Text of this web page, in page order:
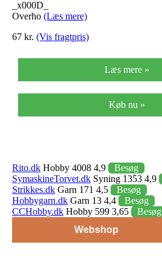
_x000D_
Overho (Læs mere)
67 kr. (Vis fragtpris)
Læs mere »
Køb nu »
Rito.dk Hobby 4008 4,9
Besøg
SymaskineTorvet.dk Syning 1353 4,9
Strikkes.dk Garn 171 4,5
Besøg
Hobbygarn.dk Garn 13 4,4
Besøg
CCHobby.dk Hobby 599 3,65
Besøg
Webshop